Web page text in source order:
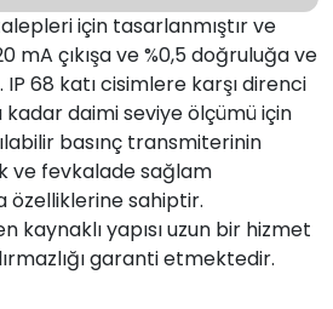
için tasarlanmıştır ve
mA çıkışa ve %0,5 doğruluğa ve
68 katı cisimlere karşı direnci
kadar daimi seviye ölçümü için
basınç transmiterinin
ve fevkalade sağlam
özelliklerine sahiptir.
kaynaklı yapısı uzun bir hizmet
garanti etmektedir.